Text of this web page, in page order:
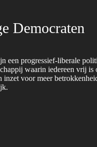
Democraten
een progressief-liberale
waarin iedereen vrij
inzet voor meer